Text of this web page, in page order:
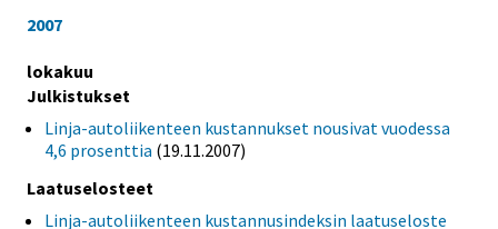
2007
lokakuu
Julkistukset
Linja-autoliikenteen kustannukset nousivat vuodessa
4,6 prosenttia (19.11.2007)
Laatuselosteet
Linja-autoliikenteen kustannusindeksin laatuseloste